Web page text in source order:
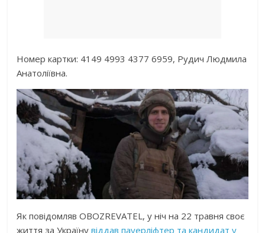
Номер картки: 4149 4993 4377 6959, Рудич Людмила
Анатоліївна.
Як повідомляв OBOZREVATEL, у ніч на 22 травня своє
життя за Українувіддав пауерліфтер та кандидат у